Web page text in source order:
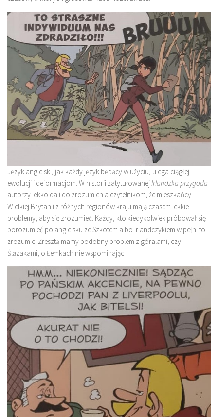
Język angielski, jak każdy język będący w użyciu, ulega ciągłej
ewolucji i deformacjom. W historii zatytułowanejIrlandzka przygoda
autorzy lekko dali do zrozumienia czytelnikom, że mieszkańcy
Wielkiej Brytanii z różnych regionów kraju mają czasem lekkie
problemy, aby się zrozumieć. Każdy, kto kiedykolwiek próbował się
porozumieć po angielsku ze Szkotem albo Irlandczykiem w pełni to
zrozumie. Zresztą mamy podobny problem z góralami, czy
Ślązakami, o Łemkach nie wspominając.